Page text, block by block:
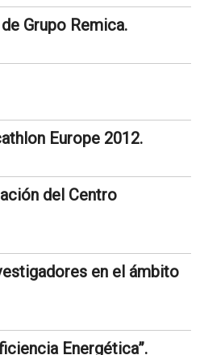
Grupo Remica.
Europe 2012.
del Centro
en el ámbito
Energética”.